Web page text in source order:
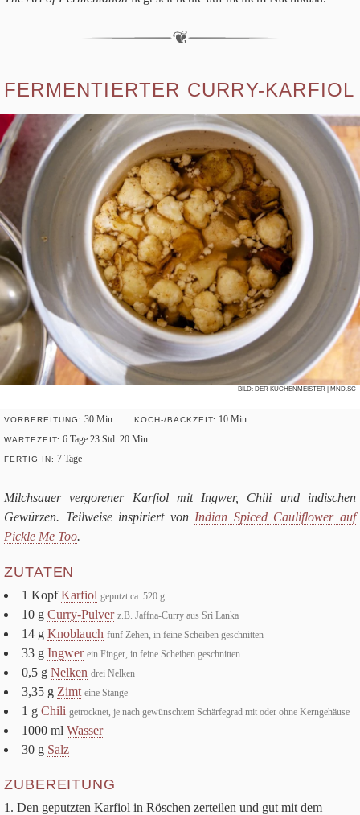
FERMENTIERTER CURRY-KARFIOL
BILD: DER KÜCHENMEISTER | MND.SC
VOR­BE­REI­TUNG: 30 Min. KOCH-/BACK­ZEIT: 10 Min.
WAR­TE­ZEIT: 6 Tage 23 Std. 20 Min.
FER­TIG IN: 7 Tage
Milch­sauer ver­go­re­ner Kar­fiol mit Ing­wer, Chili und indi­schen
Gewür­zen. Teil­weise inspi­riert von Indian Spi­ced Cau­li­flower auf
Pickle Me Too.
ZUTATEN
1 Kopf Kar­fiol geputzt ca. 520 g
10 g Curry-Pul­ver z.B. Jaffna-Curry aus Sri Lanka
14 g Knob­lauch fünf Zehen, in feine Schei­ben geschnitten
33 g Ing­wer ein Fin­ger, in feine Schei­ben geschnitten
0,5 g Nel­ken drei Nel­ken
3,35 g Zimt eine Stange
1 g Chili getrock­net, je nach gewünsch­tem Schär­fe­grad mit oder ohne Kerngehäuse
1000 ml Was­ser
30 g Salz
ZUBEREITUNG
Den geputz­ten Kar­fiol in Rös­chen zer­tei­len und gut mit dem